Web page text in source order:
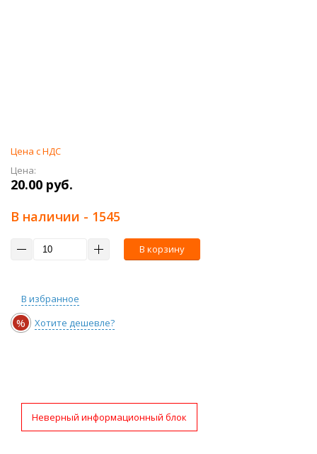
Цена с НДС
Цена:
20.00 руб.
В наличии - 1545
В корзину
В избранное
% Хотите дешевле?
Неверный информационный блок